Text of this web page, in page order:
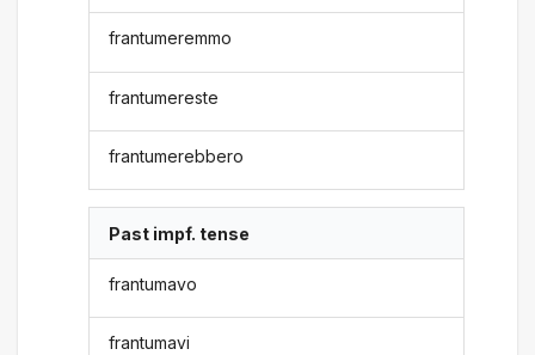
frantumeremmo
frantumereste
frantumerebbero
Past impf. tense
frantumavo
frantumavi